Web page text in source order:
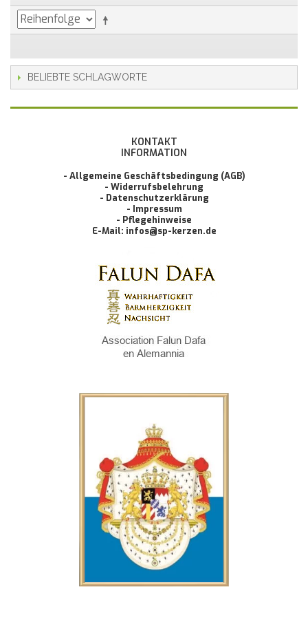
BELIEBTE SCHLAGWORTE
KONTAKT
INFORMATION
- Allgemeine Geschäftsbedingung (AGB)
- Widerrufsbelehrung
- Datenschutzerklärung
- Impressum
- Pflegehinweise
E-Mail: infos@sp-kerzen.de